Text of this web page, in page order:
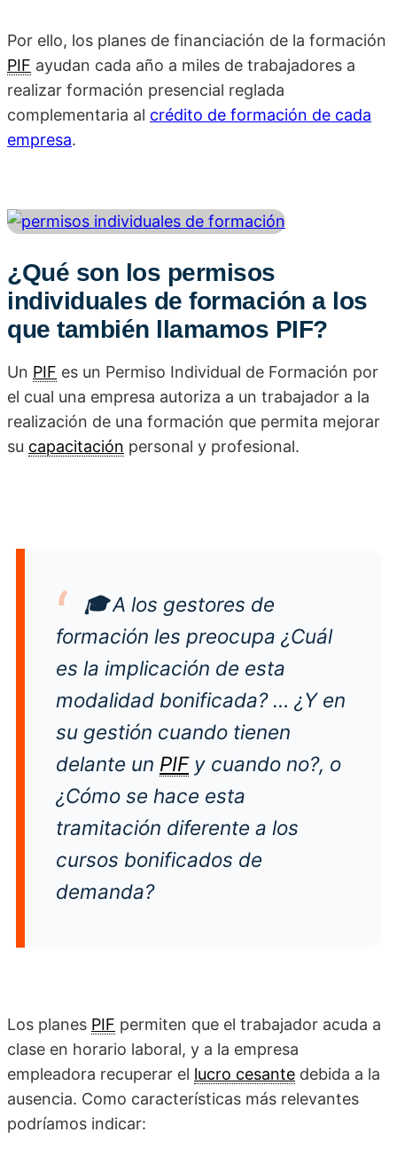
Por ello, los planes de financiación de la formación
PIF ayudan cada año a miles de trabajadores a
realizar formación presencial reglada
complementaria al crédito de formación de cada
empresa.
¿Qué son los permisos
individuales de formación a los
que también llamamos PIF?
Un PIF es un Permiso Individual de Formación por
el cual una empresa autoriza a un trabajador a la
realización de una formación que permita mejorar
su capacitación personal y profesional.
🎓A los gestores de
formación les preocupa ¿Cuál
es la implicación de esta
modalidad bonificada? … ¿Y en
su gestión cuando tienen
delante un PIFy cuando no?, o
¿Cómo se hace esta
tramitación diferente a los
cursos bonificados de
demanda?
Los planes PIF permiten que el trabajador acuda a
clase en horario laboral, y a la empresa
empleadora recuperar el lucro cesante debida a la
ausencia. Como características más relevantes
podríamos indicar: